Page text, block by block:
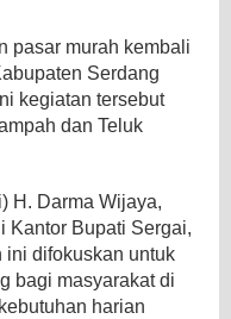
pasar murah kembali
Serdang
kegiatan tersebut
dan Teluk
H. Darma Wijaya,
Kantor Bupati Sergai,
ini difokuskan untuk
bagi masyarakat di
harian